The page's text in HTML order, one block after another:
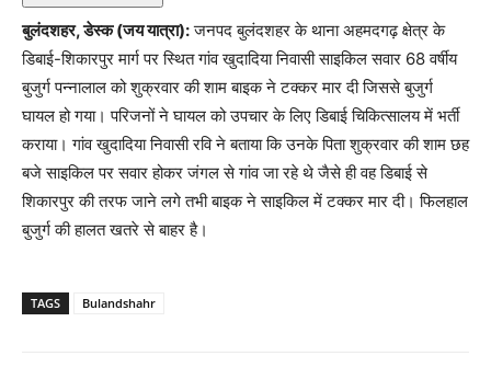
बुलंदशहर, डेस्क (जय यात्रा):जनपद बुलंदशहर के थाना अहमदगढ़ क्षेत्र के
डिबाई-शिकारपुर मार्ग पर स्थित गांव खुदादिया निवासी साइकिल सवार 68 वर्षीय
बुजुर्ग पन्नालाल को शुक्रवार की शाम बाइक ने टक्कर मार दी जिससे बुजुर्ग
घायल हो गया। परिजनों ने घायल को उपचार के लिए डिबाई चिकित्सालय में भर्ती
कराया। गांव खुदादिया निवासी रवि ने बताया कि उनके पिता शुक्रवार की शाम छह
बजे साइकिल पर सवार होकर जंगल से गांव जा रहे थे जैसे ही वह डिबाई से
शिकारपुर की तरफ जाने लगे तभी बाइक ने साइकिल में टक्कर मार दी। फिलहाल
बुजुर्ग की हालत खतरे से बाहर है।
TAGS Bulandshahr